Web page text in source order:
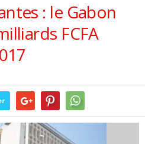
: le Gabon
FCFA